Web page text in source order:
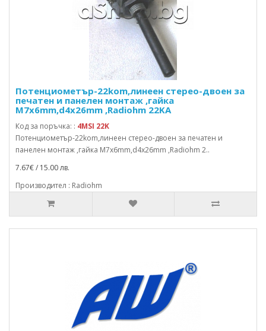
Потенциометър-22kom,линеен стерео-двоен за
печатен и панелен монтаж ,гайка
M7x6mm,d4x26mm ,Radiohm 22KA
Код за поръчка: : 4MSI 22K
Потенциометър-22kom,линеен стерео-двоен за печатен и
панелен монтаж ,гайка M7x6mm,d4x26mm ,Radiohm 2..
7.67€ / 15.00 лв.
Производител : Radiohm